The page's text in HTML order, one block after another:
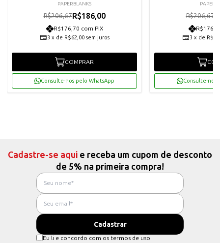
PAPERBLANKS
R$206,67R$186,00
R$176,70 com PIX
3 x de R$62,00 sem juros
COMPRAR
Consulte-nos pelo WhatsApp
R$206,67
3 x de
Consulte-nos
Cadastre-se aqui e receba um cupom de desconto
de 5% na primeira compra!
Eu li e concordo com os termos de uso